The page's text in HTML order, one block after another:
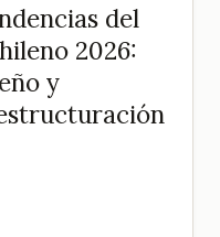
del
2026:
y